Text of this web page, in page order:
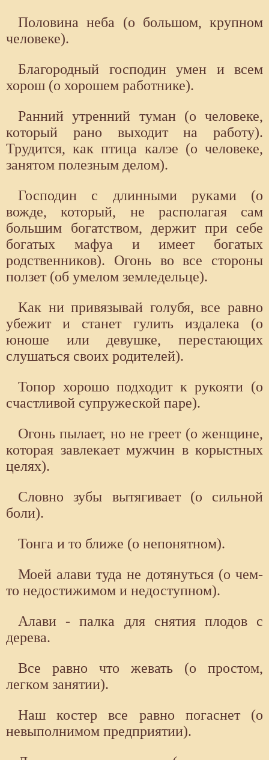
Половина неба (о большом, крупном
человеке).
Благородный господин умен и всем
хорош (о хорошем работнике).
Ранний утренний туман (о человеке,
который рано выходит на работу).
Трудится, как птица калэе (о человеке,
занятом полезным делом).
Господин с длинными руками (о
вожде, который, не располагая сам
большим богатством, держит при себе
богатых мафуа и имеет богатых
родственников). Огонь во все стороны
ползет (об умелом земледельце).
Как ни привязывай голубя, все равно
убежит и станет гулить издалека (о
юноше или девушке, перестающих
слушаться своих родителей).
Топор хорошо подходит к рукояти (о
счастливой супружеской паре).
Огонь пылает, но не греет (о женщине,
которая завлекает мужчин в корыстных
целях).
Словно зубы вытягивает (о сильной
боли).
Тонга и то ближе (о непонятном).
Моей алави туда не дотянуться (о чем-
то недостижимом и недоступном).
Алави - палка для снятия плодов с
дерева.
Все равно что жевать (о простом,
легком занятии).
Наш костер все равно погаснет (о
невыполнимом предприятии).